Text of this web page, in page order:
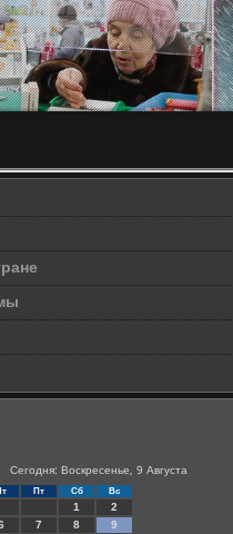
Сегодня: Воскресенье, 9 Августа
Пт Сб Вс
1
2
7 8
9